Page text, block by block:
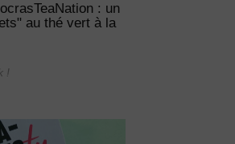
: un
au thé vert à la
!